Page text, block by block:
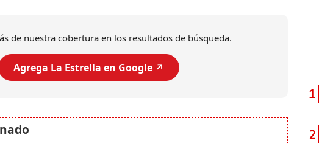
de nuestra cobertura en los resultados de búsqueda.
Agrega La Estrella en Google ↗️
1
2